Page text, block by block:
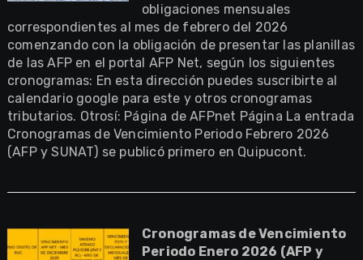
obligaciones mensuales
correspondientes al mes de febrero del 2026
comenzando con la obligación de presentar las planillas
de las AFP en el portal AFP Net, según los siguientes
cronogramas: En esta dirección puedes suscribirte al
calendario google para este y otros cronogramas
tributarios. Otrosí: Página de AFPnet Página La entrada
Cronogramas de Vencimiento Periodo Febrero 2026
(AFP y SUNAT) se publicó primero en Quipucont.
Cronogramas de Vencimiento
Periodo Enero 2026 (AFP y